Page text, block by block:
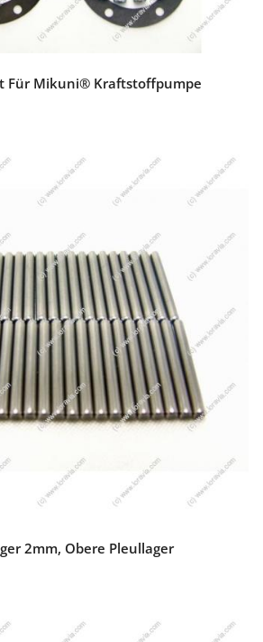
Für Mikuni® Kraftstoffpumpe
2mm, Obere Pleullager